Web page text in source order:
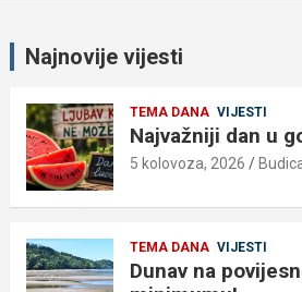
Najnovije vijesti
TEMA DANA VIJESTI
Najvažniji dan u
5 kolovoza, 2026
TEMA DANA VIJESTI
Dunav na